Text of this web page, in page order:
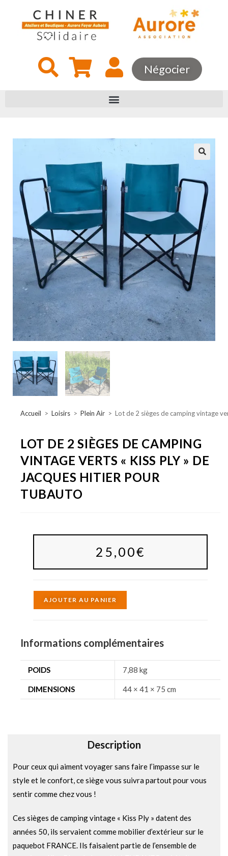
Négocier
Accueil > Loisirs > Plein Air > Lot de 2 sièges de camping vintage
LOT DE 2 SIÈGES DE CAMPING
VINTAGE VERTS « KISS PLY » DE
JACQUES HITIER POUR
TUBAUTO
25,00€
AJOUTER AU PANIER
n
a
t
:
Informations complémentaires
POIDS 7,88 kg
DIMENSIONS 44 × 41 × 75 cm
Description
Pour ceux qui aiment voyager sans faire l’impasse sur le
style et le confort, ce siège vous suivra partout pour vous
sentir comme chez vous !
Ces sièges de camping vintage « Kiss Ply » datent des
années 50, ils servaient comme mobilier d’extérieur sur le
paquebot FRANCE. Ils faisaient partie de l’ensemble de